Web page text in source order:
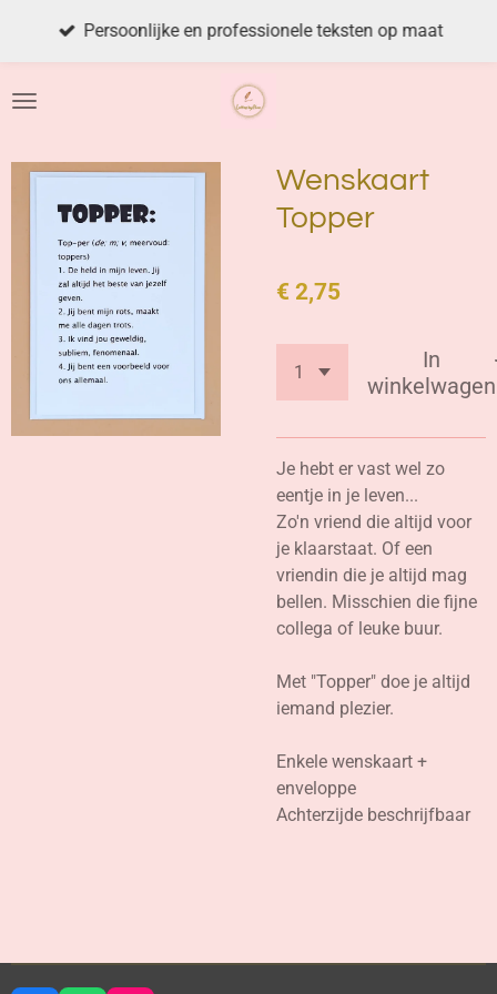
de
Persoonlijke en professionele teksten op maat
Wenskaart
Topper
€ 2,75
In
winkelwagen
Je hebt er vast wel zo
eentje in je leven...
Zo'n vriend die altijd voor
je klaarstaat. Of een
vriendin die je altijd mag
bellen. Misschien die fijne
collega of leuke buur.
Met "Topper" doe je altijd
iemand plezier.
Enkele wenskaart +
enveloppe
Achterzijde beschrijfbaar